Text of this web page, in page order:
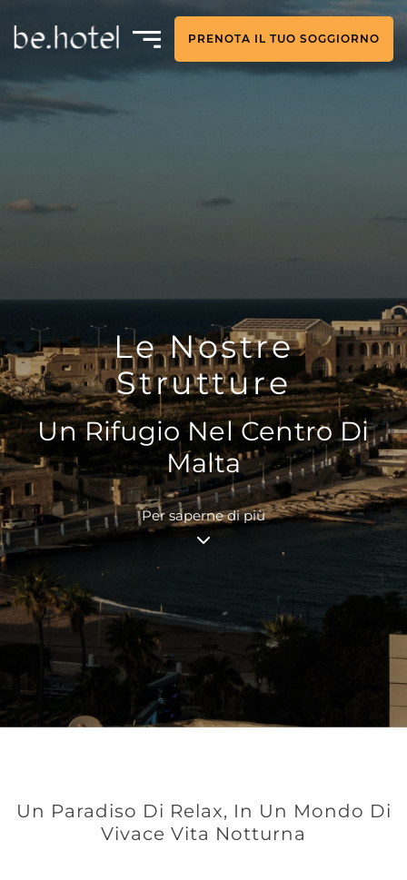
PRENOTA IL TUO SOGGIORNO
Le Nostre
Strutture
Un Rifugio Nel Centro Di
Malta
Per saperne di più
Un Paradiso Di Relax, In Un Mondo Di
Vivace Vita Notturna